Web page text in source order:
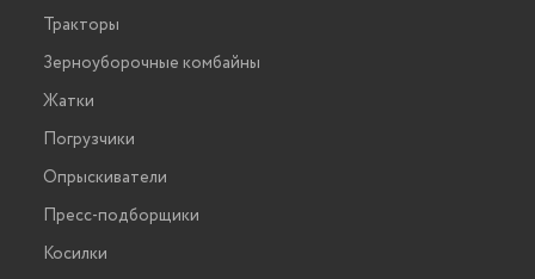
Тракторы
Зерноуборочные комбайны
Жатки
Погрузчики
Опрыскиватели
Пресс-подборщики
Косилки